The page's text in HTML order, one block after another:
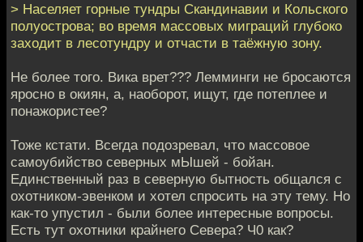
> Населяет горные тундры Скандинавии и Кольского
полуострова; во время массовых миграций глубоко
заходит в лесотундру и отчасти в таёжную зону.
Не более того. Вика врет??? Лемминги не бросаются
яросно в окиян, а, наоборот, ищут, где потеплее и
понажористее?
Тоже кстати. Всегда подозревал, что массовое
самоубийство северных мЫшей - бойан.
Единственный раз в северную бытность общался с
охотником-эвенком и хотел спросить на эту тему. Но
как-то упустил - были более интересные вопросы.
Есть тут охотники крайнего Севера? Ч0 как?